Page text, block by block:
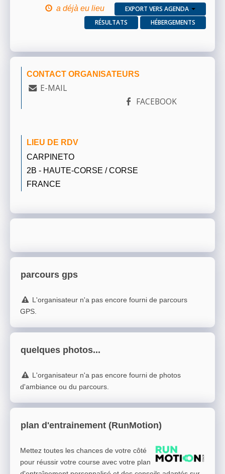
a déjà eu lieu
EXPORT VERS AGENDA
RÉSULTATS
HÉBERGEMENTS
CONTACT ORGANISATEURS
E-MAIL
FACEBOOK
LIEU DE RDV
CARPINETO
2B - HAUTE-CORSE / CORSE
FRANCE
parcours gps
L'organisateur n'a pas encore fourni de parcours
GPS.
quelques photos...
L'organisateur n'a pas encore fourni de photos
d'ambiance ou du parcours.
plan d'entrainement (RunMotion)
Mettez toutes les chances de votre côté
pour réussir votre course avec votre plan